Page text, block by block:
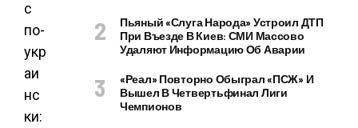
Пьяный «слуга Народа» Устроил ДТП
При Въезде В Киев: СМИ Массово
Удаляют Информацию Об Аварии
«Реал» Повторно Обыграл «ПСЖ» И
Вышел В Четвертьфинал Лиги
Чемпионов